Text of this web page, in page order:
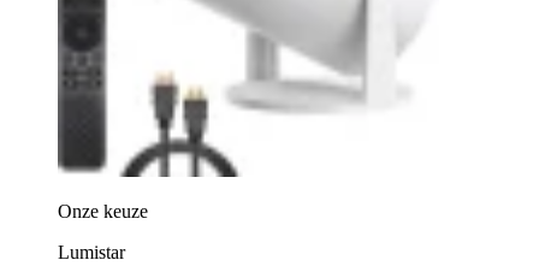
Onze keuze
Lumistar